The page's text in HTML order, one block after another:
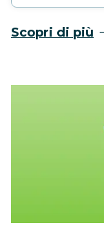
Scopri di più